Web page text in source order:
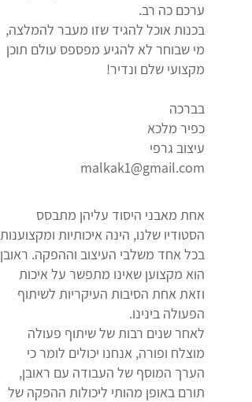
ערכם כה רב.
בכנות אוכל להגיד שזו מעבר להמלצה,
מי שבוחר לא להגיע מפספס עולם תוכן
מקצועי שלם ונדיר!
בברכה
כפיר מלכא
עיצוב גרפי
malkak1@gmail.com
אחת מאבני היסוד עליהן מתבסס
הסטודיו שלנו, הינה איכותיות ומקצוענות
בכל אחד משלבי העיצוב וההפקה. ראובן
הוא מקצוען שאינו מתפשר על איכות
וזאת אחת הסיבות העיקריות לשיתוף
הפעולה בינינו.
לאחר שנים רבות של שיתוף פעולה
מוצלח ופורה, אנחנו יכולים לומר כי
הערך המוסף של העבודה עם ראובן,
תורם באופן מהותי ליכולות ההפקה של